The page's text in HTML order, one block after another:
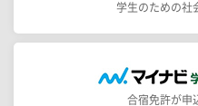
学生のための社
合宿免許が申